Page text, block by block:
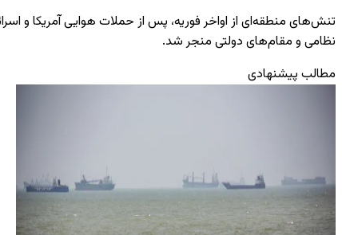
تنش‌های منطقه‌ای از اواخر فوریه، پس از حملات هوایی آمریکا و
نظامی و مقام‌های دولتی منجر شد.
مطالب پیشنهادی